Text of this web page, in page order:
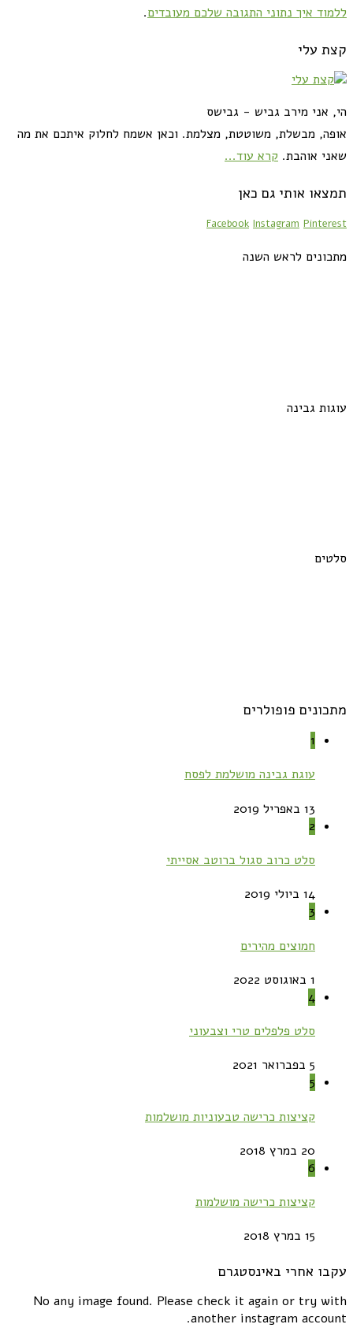
ללמוד איך נתוני התגובה שלכם מעובדים.
קצת עלי
הי, אני מירב גביש - גבישס
אופה, מבשלת, משוטטת, מצלמת. וכאן אשמח לחלוק איתכם את מה
שאני אוהבת. קרא עוד...
תמצאו אותי גם כאן
Facebook Instagram Pinterest
מתכונים לראש השנה
עוגות גבינה
סלטים
מתכונים פופולרים
1
עוגת גבינה מושלמת לפסח
13 באפריל 2019
2
סלט כרוב סגול ברוטב אסייתי
14 ביולי 2019
3
חמוצים מהירים
1 באוגוסט 2022
4
סלט פלפלים טרי וצבעוני
5 בפברואר 2021
5
קציצות כרישה טבעוניות מושלמות
20 במרץ 2018
6
קציצות כרישה מושלמות
15 במרץ 2018
עקבו אחרי באינסטגרם
No any image found. Please check it again or try with
another instagram account.